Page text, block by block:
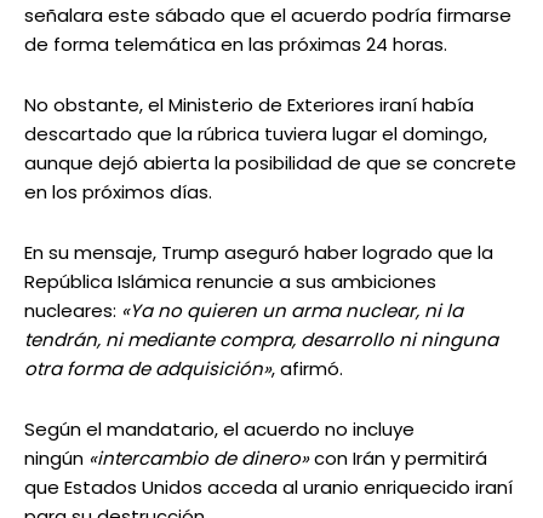
señalara este sábado que el acuerdo podría firmarse
de forma telemática en las próximas 24 horas.
No obstante, el Ministerio de Exteriores iraní había
descartado que la rúbrica tuviera lugar el domingo,
aunque dejó abierta la posibilidad de que se concrete
en los próximos días.
En su mensaje, Trump aseguró haber logrado que la
República Islámica renuncie a sus ambiciones
nucleares: «Ya no quieren un arma nuclear, ni la
tendrán, ni mediante compra, desarrollo ni ninguna
otra forma de adquisición», afirmó.
Según el mandatario, el acuerdo no incluye
ningún «intercambio de dinero»con Irán y permitirá
que Estados Unidos acceda al uranio enriquecido iraní